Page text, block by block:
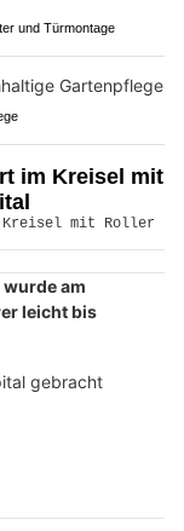
und Türmontage
im Kreisel mit
am
leicht bis
gebracht